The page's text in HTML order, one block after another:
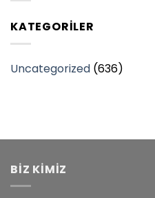
KATEGORILER
Uncategorized (636)
BİZ KİMİZ